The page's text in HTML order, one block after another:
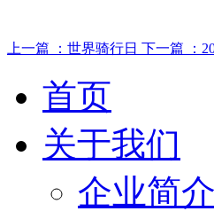
上一篇 ：世界骑行日 下一篇 ：
首页
关于我们
企业简介